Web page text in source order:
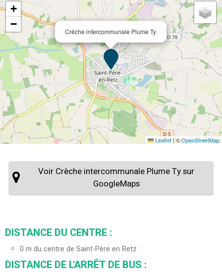
Crèche intercommunale Plume Ty
+
−
Leaflet|©OpenStreetMap
Voir Crèche intercommunale Plume Ty sur
GoogleMaps
DISTANCE DU CENTRE :
0 m du centre de Saint-Père en Retz
DISTANCE DE L'ARRÊT DE BUS :